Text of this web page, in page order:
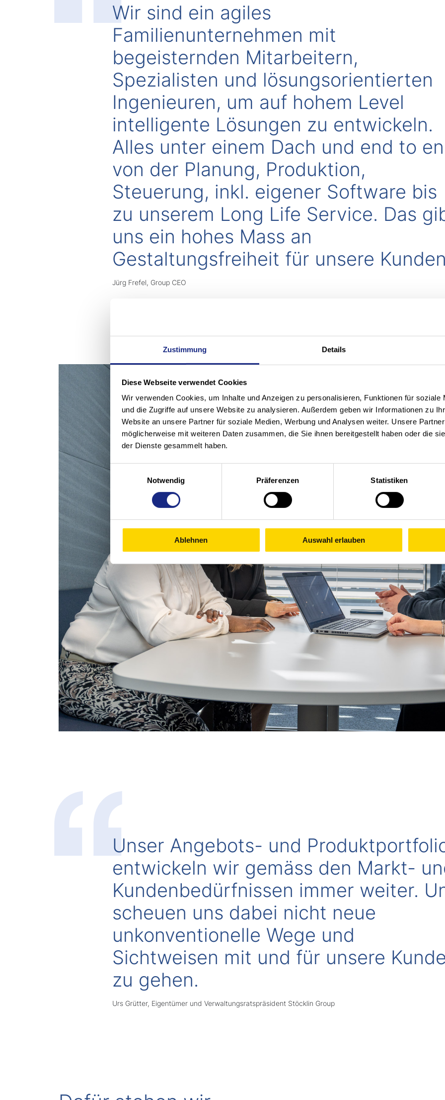
Zustimmung Details
Diese Webseite verwendet Cookies
Wir verwenden Cookies, um Inhalte und Anzeigen zu personalisieren, Funktionen für soziale
und die Zugriffe auf unsere Website zu analysieren. Außerdem geben wir Informationen zu
Website an unsere Partner für soziale Medien, Werbung und Analysen weiter. Unsere
möglicherweise mit weiteren Daten zusammen, die Sie ihnen bereitgestellt haben oder die
der Dienste gesammelt haben.
Einwilligungsauswahl
Notwendig
Präferenzen Statistiken
Ablehnen Auswahl erlauben
Wir sind ein agiles
Familienunternehmen mit
begeisternden Mitarbeitern,
Spezialisten und lösungsorientierten
Ingenieuren, um auf hohem Level
intelligente Lösungen zu entwickeln.
Alles unter einem Dach und end to
von der Planung, Produktion,
Steuerung, inkl. eigener Software bis
zu unserem Long Life Service. Das
uns ein hohes Mass an
Gestaltungsfreiheit für unsere
Jürg Frefel, Group CEO
Unser Angebots- und
entwickeln wir gemäss den Markt-
Kundenbedürfnissen immer weiter.
scheuen uns dabei nicht neue
unkonventionelle Wege und
Sichtweisen mit und für unsere
zu gehen.
Urs Grütter, Eigentümer und Verwaltungsratspräsident Stöcklin Group